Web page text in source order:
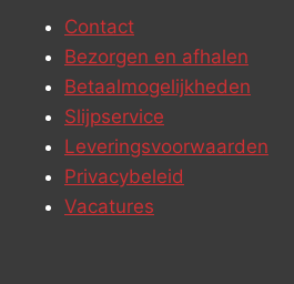
Contact
Bezorgen en afhalen
Betaalmogelijkheden
Slijpservice
Leveringsvoorwaarden
Privacybeleid
Vacatures